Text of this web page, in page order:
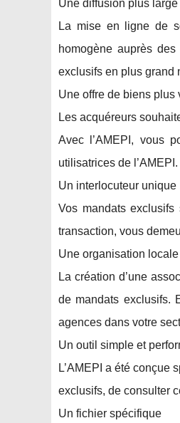
Une diffusion plus
La mise en ligne de
homogène auprès
exclusifs en plus grand
Une offre de biens plus
Les acquéreurs
Avec l’AMEPI, vous
utilisatrices de l’AMEPI.
Un interlocuteur unique
Vos mandats
transaction, vous
Une organisation
La création d’une
de mandats exclusifs.
agences dans votre
Un outil simple et
L’AMEPI a été conçue
exclusifs, de consulter
Un fichier spécifique